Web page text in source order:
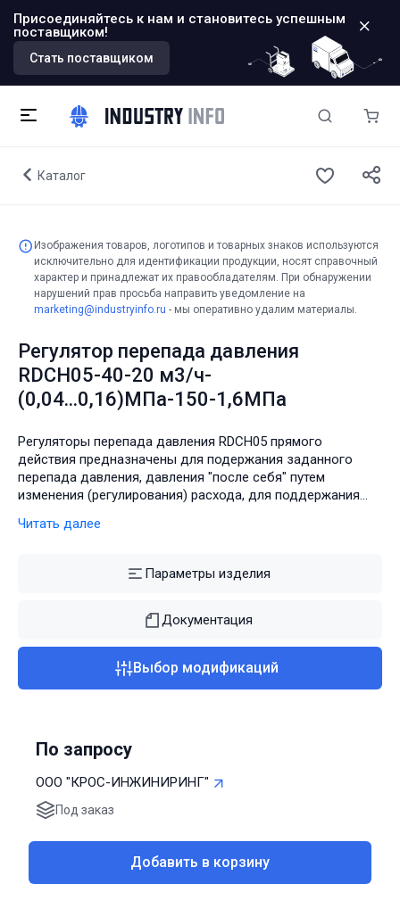
Присоединяйтесь к нам и становитесь успешным
поставщиком!
Стать поставщиком
Каталог
Изображения товаров, логотипов и товарных знаков используются
исключительно для идентификации продукции, носят справочный
характер и принадлежат их правообладателям. При обнаружении
нарушений прав просьба направить уведомление на
marketing@industryinfo.ru - мы оперативно удалим материалы.
Регулятор перепада давления
RDCH05-40-20 м3/ч-
(0,04...0,16)МПа-150-1,6МПа
Регуляторы перепада давления RDCH05 прямого
действия предназначены для подержания заданного
перепада давления, давления "после себя" путем
изменения (регулирования) расхода, для поддержания
трубопроводам.
Читать далее
Параметры изделия
Документация
Выбор модификаций
По запросу
ООО "КРОС-ИНЖИНИРИНГ"
Под заказ
Добавить в корзину